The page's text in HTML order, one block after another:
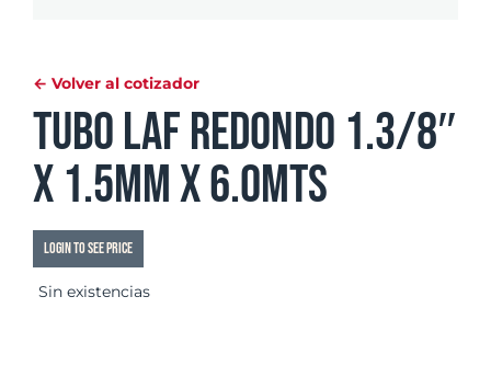
← Volver al cotizador
Tubo LAF Redondo 1.3/8″
x 1.5mm x 6.0mts
Login to see price
Sin existencias